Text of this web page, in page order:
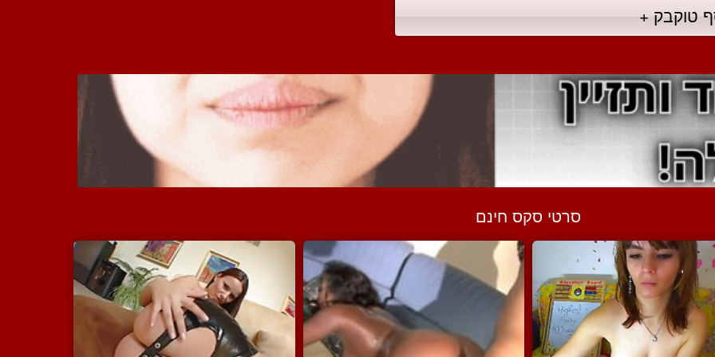
טוקבק +
סרטי סקס חינם